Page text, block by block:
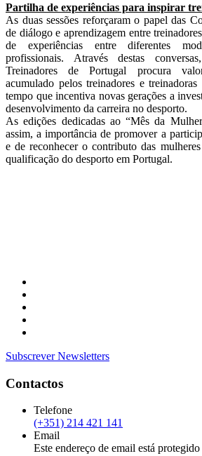
Partilha de experiências para inspirar
As duas sessões reforçaram o papel das
de diálogo e aprendizagem entre
de experiências entre diferentes
profissionais. Através destas
Treinadores de Portugal procura
acumulado pelos treinadores e treinadoras
tempo que incentiva novas gerações a
desenvolvimento da carreira no desporto.
As edições dedicadas ao “Mês da
assim, a importância de promover a
e de reconhecer o contributo das
qualificação do desporto em Portugal.
Subscrever Newsletters
Contactos
Telefone
(+351) 214 421 141
Email
Este endereço de email está